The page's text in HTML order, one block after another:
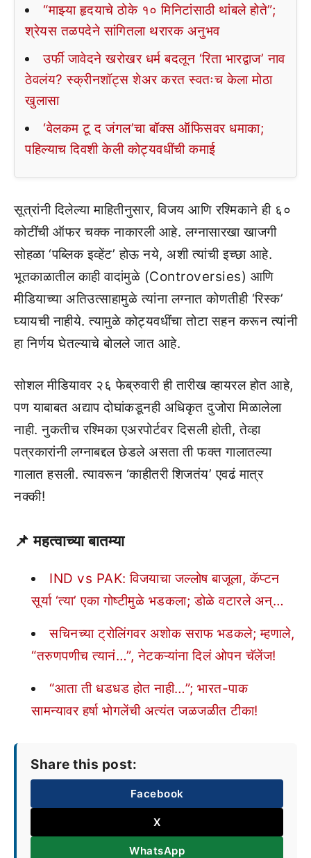
“माझ्या हृदयाचे ठोके १० मिनिटांसाठी थांबले होते”;
श्रेयस तळपदेने सांगितला थरारक अनुभव
उर्फी जावेदने खरोखर धर्म बदलून ‘रिता भारद्वाज’ नाव
ठेवलंय? स्क्रीनशॉट्स शेअर करत स्वतःच केला मोठा
खुलासा
‘वेलकम टू द जंगल’चा बॉक्स ऑफिसवर धमाका;
पहिल्याच दिवशी केली कोट्यवधींची कमाई
सूत्रांनी दिलेल्या माहितीनुसार, विजय आणि रश्मिकाने ही ६०
कोटींची ऑफर चक्क नाकारली आहे. लग्नासारखा खाजगी
सोहळा ‘पब्लिक इव्हेंट’ होऊ नये, अशी त्यांची इच्छा आहे.
भूतकाळातील काही वादांमुळे (Controversies) आणि
मीडियाच्या अतिउत्साहामुळे त्यांना लग्नात कोणतीही ‘रिस्क’
घ्यायची नाहीये. त्यामुळे कोट्यवधींचा तोटा सहन करून त्यांनी
हा निर्णय घेतल्याचे बोलले जात आहे.
सोशल मीडियावर २६ फेब्रुवारी ही तारीख व्हायरल होत आहे,
पण याबाबत अद्याप दोघांकडूनही अधिकृत दुजोरा मिळालेला
नाही. नुकतीच रश्मिका एअरपोर्टवर दिसली होती, तेव्हा
पत्रकारांनी लग्नाबद्दल छेडले असता ती फक्त गालातल्या
गालात हसली. त्यावरून ‘काहीतरी शिजतंय’ एवढं मात्र
नक्की!
📌महत्वाच्या बातम्या
IND vs PAK: विजयाचा जल्लोष बाजूला, कॅप्टन
सूर्या ‘त्या’ एका गोष्टीमुळे भडकला; डोळे वटारले अन्…
सचिनच्या ट्रोलिंगवर अशोक सराफ भडकले; म्हणाले,
“तरुणपणीच त्यानं…”, नेटकऱ्यांना दिलं ओपन चॅलेंज!
“आता ती धडधड होत नाही…”; भारत-पाक
सामन्यावर हर्षा भोगलेंची अत्यंत जळजळीत टीका!
Share this post:
Facebook
X
WhatsApp